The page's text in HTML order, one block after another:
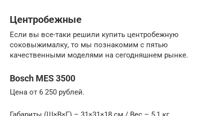
Центробежные
Если вы все-таки решили купить центробежную
соковыжималку, то мы познакомим с пятью
качественными моделями на сегодняшнем рынке.
Bosch MES 3500
Цена от 6 250 рублей.